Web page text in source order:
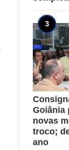
Goiânia
novas
troco;
ano